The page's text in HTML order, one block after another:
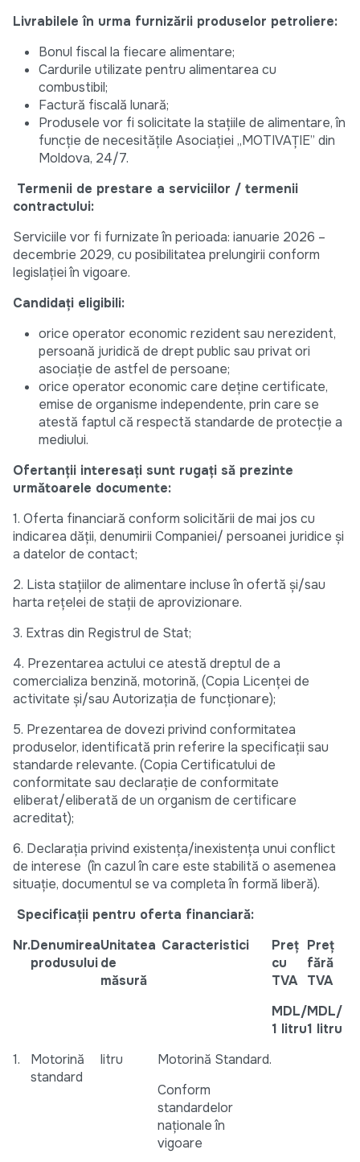
Livrabilele în urma furnizării produselor petroliere:
Bonul fiscal la fiecare alimentare;
Cardurile utilizate pentru alimentarea cu
combustibil;
Factură fiscală lunară;
Produsele vor fi solicitate la stațiile de alimentare, în
funcție de necesitățile Asociației „MOTIVAȚIE” din
Moldova, 24/7.
Termenii de prestare a serviciilor / termenii
contractului:
Serviciile vor fi furnizate în perioada: ianuarie 2026 –
decembrie 2029, cu posibilitatea prelungirii conform
legislației în vigoare.
Candidați eligibili:
orice operator economic rezident sau nerezident,
persoană juridică de drept public sau privat ori
asociație de astfel de persoane;
orice operator economic care deține certificate,
emise de organisme independente, prin care se
atestă faptul că respectă standarde de protecţie a
mediului.
Ofertanții interesați sunt rugați să prezinte
următoarele documente:
1. Oferta financiară conform solicitării de mai jos cu
indicarea dății, denumirii Companiei/ persoanei juridice și
a datelor de contact;
2. Lista stațiilor de alimentare incluse în ofertă și/sau
harta rețelei de stații de aprovizionare.
3. Extras din Registrul de Stat;
4. Prezentarea actului ce atestă dreptul de a
comercializa benzină, motorină, (Copia Licenței de
activitate și/sau Autorizația de funcționare);
5. Prezentarea de dovezi privind conformitatea
produselor, identificată prin referire la specificații sau
standarde relevante. (Copia Certificatului de
conformitate sau declarație de conformitate
eliberat/eliberată de un organism de certificare
acreditat);
6. Declarația privind existența/inexistența unui conflict
de interese (în cazul în care este stabilită o asemenea
situație, documentul se va completa în formă liberă).
Specificații pentru oferta financiară:
Nr.Denumirea
produsului
Unitatea
de
măsură
Caracteristici
Preț
cu
TVA
MDL/
1 litru
Preț
fără
TVA
MDL/
1 litru
1.
Motorină
standard
litru
Motorină Standard.
Conform
standardelor
naționale în
vigoare